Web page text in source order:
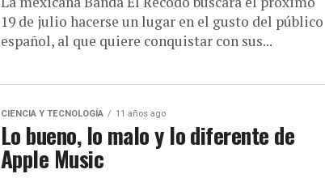
19 de julio hacerse un lugar en el gusto del público
español, al que quiere conquistar con sus...
CIENCIA Y TECNOLOGÍA 11 años ago
Lo bueno, lo malo y lo diferente de
Apple Music